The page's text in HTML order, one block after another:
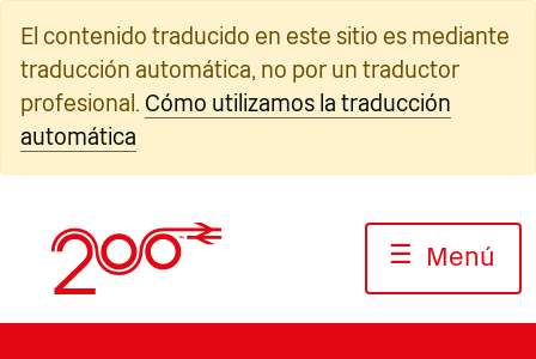
contenido
El contenido traducido en este sitio es mediante
traducción automática, no por un traductor
profesional. Cómo utilizamos la traducción
automática
☰ Menú